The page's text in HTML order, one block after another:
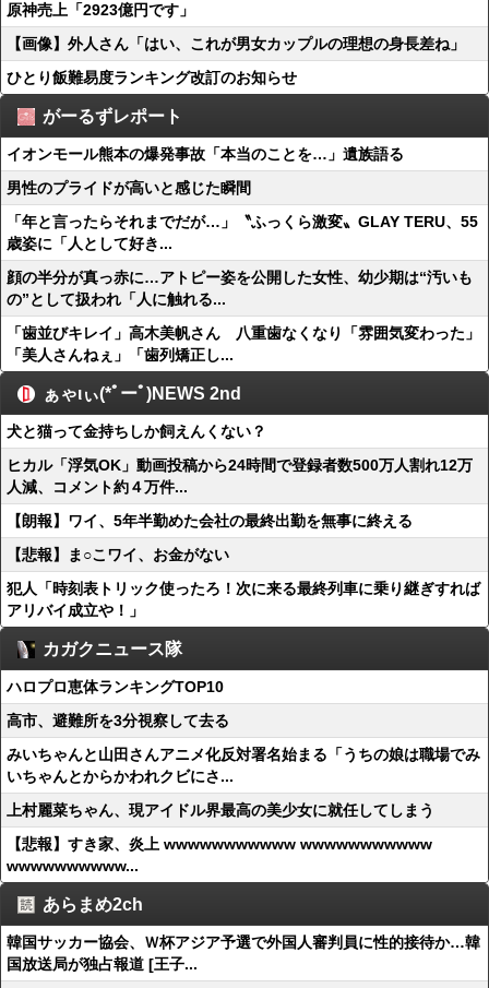
原神売上「2923億円です」
【画像】外人さん「はい、これが男女カップルの理想の身長差ね」
ひとり飯難易度ランキング改訂のお知らせ
がーるずレポート
イオンモール熊本の爆発事故「本当のことを…」遺族語る
男性のプライドが高いと感じた瞬間
「年と言ったらそれまでだが…」〝ふっくら激変〟GLAY TERU、55
歳姿に「人として好き...
顔の半分が真っ赤に…アトピー姿を公開した女性、幼少期は“汚いも
の”として扱われ「人に触れる...
「歯並びキレイ」高木美帆さん 八重歯なくなり「雰囲気変わった」
「美人さんねぇ」「歯列矯正し...
ぁゃιぃ(*ﾟーﾟ)NEWS 2nd
犬と猫って金持ちしか飼えんくない？
ヒカル「浮気OK」動画投稿から24時間で登録者数500万人割れ12万
人減、コメント約４万件...
【朗報】ワイ、5年半勤めた会社の最終出勤を無事に終える
【悲報】ま○こワイ、お金がない
犯人「時刻表トリック使ったろ！次に来る最終列車に乗り継ぎすれば
アリバイ成立や！」
カガクニュース隊
ハロプロ恵体ランキングTOP10
高市、避難所を3分視察して去る
みいちゃんと山田さんアニメ化反対署名始まる「うちの娘は職場でみ
いちゃんとからかわれクビにさ...
上村麗菜ちゃん、現アイドル界最高の美少女に就任してしまう
【悲報】すき家、炎上 wwwwwwwwwww wwwwwwwwwww
wwwwwwwwww...
あらまめ2ch
韓国サッカー協会、Ｗ杯アジア予選で外国人審判員に性的接待か…韓
国放送局が独占報道 [王子...